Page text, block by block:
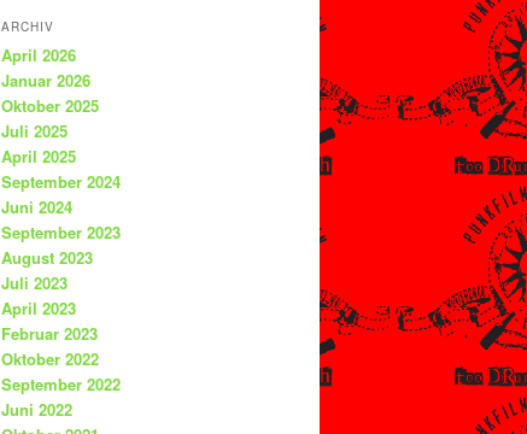
ARCHIV
April 2026
Januar 2026
Oktober 2025
Juli 2025
April 2025
September 2024
Juni 2024
September 2023
August 2023
Juli 2023
April 2023
Februar 2023
Oktober 2022
September 2022
Juni 2022